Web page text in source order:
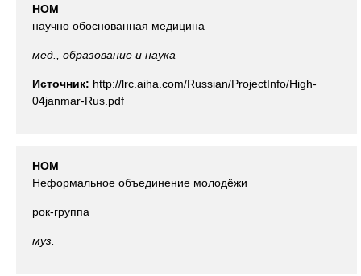
НОМ
научно обоснованная медицина
мед., образование и наука
Источник: http://lrc.aiha.com/Russian/ProjectInfo/High-
04janmar-Rus.pdf
НОМ
Неформальное объединение молодёжи
рок-группа
муз.